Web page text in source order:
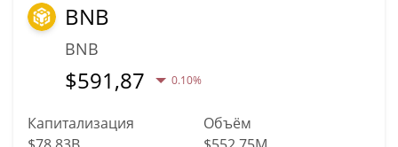
BNB
BNB
$591,87 0.10%
Капитализация
Объём